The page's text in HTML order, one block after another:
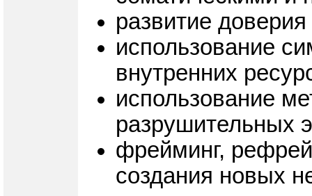
развитие
использование
внутренних
использование
разрушительных
фрейминг,
создания новых